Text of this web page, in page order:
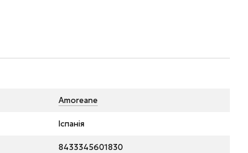
Amoreane
Іспанія
8433345601830